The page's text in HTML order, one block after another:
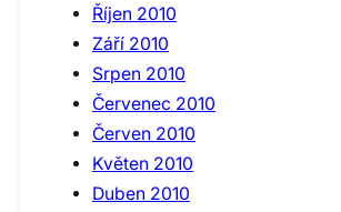
Říjen 2010
Září 2010
Srpen 2010
Červenec 2010
Červen 2010
Květen 2010
Duben 2010